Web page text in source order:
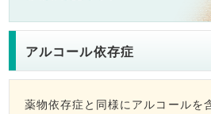
アルコール依存症
薬物依存症と同様にアルコールを